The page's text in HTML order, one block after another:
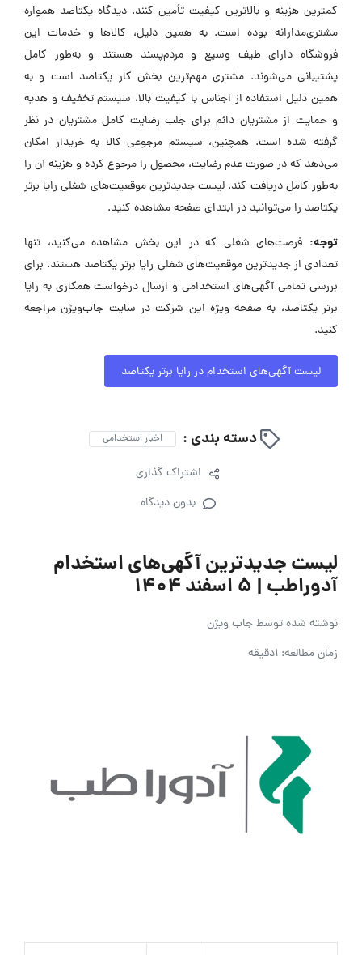
کمترین هزینه و بالاترین کیفیت تأمین کنند. دیدگاه یکتاصد همواره
مشتری‌مدارانه بوده است. به همین دلیل، کالاها و خدمات این
فروشگاه دارای طیف وسیع و مردم‌پسند هستند و به‌طور کامل
پشتیبانی می‌شوند. مشتری مهم‌ترین بخش کار یکتاصد است و به
همین دلیل استفاده از اجناس با کیفیت بالا، سیستم تخفیف و هدیه
و حمایت از مشتریان دائم برای جلب رضایت کامل مشتریان در نظر
گرفته شده است. همچنین، سیستم مرجوعی کالا به خریدار امکان
می‌دهد که در صورت عدم رضایت، محصول را مرجوع کرده و هزینه آن را
به‌طور کامل دریافت کند. لیست جدیدترین موقعیت‌های شغلی رایا برتر
یکتاصد را می‌توانید در ابتدای صفحه مشاهده کنید.
توجه: فرصت‌های شغلی که در این بخش مشاهده می‌کنید، تنها
تعدادی از جدیدترین موقعیت‌های شغلی رایا برتر یکتاصد هستند. برای
بررسی تمامی آگهی‌های استخدامی و ارسال درخواست همکاری به رایا
برتر یکتاصد، به صفحه ویژه این شرکت در سایت جاب‌ویژن مراجعه
کنید.
لیست آگهی‌های استخدام در رایا برتر یکتاصد
دسته بندی : اخبار استخدامی
اشتراک گذاری
بدون دیدگاه
لیست جدیدترین آگهی‌های استخدام
آدوراطب | ۵ اسفند ۱۴۰۴
نوشته شده توسطجاب ویژن
زمان مطالعه: 1دقیقه